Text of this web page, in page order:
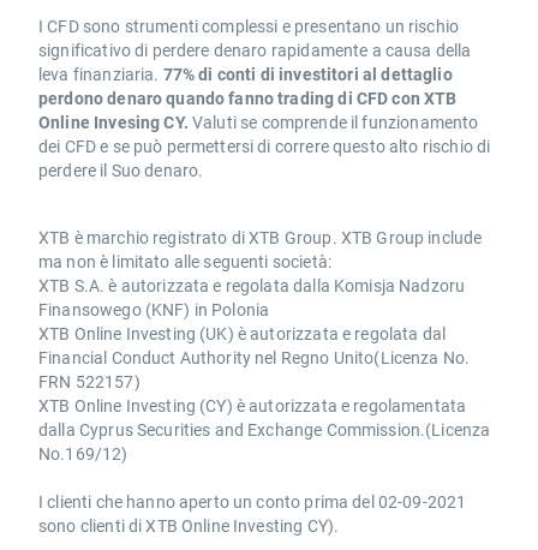
I CFD sono strumenti complessi e presentano un rischio
significativo di perdere denaro rapidamente a causa della
leva finanziaria. 77% di conti di investitori al dettaglio
perdono denaro quando fanno trading di CFD con XTB
Online Invesing CY. Valuti se comprende il funzionamento
dei CFD e se può permettersi di correre questo alto rischio di
perdere il Suo denaro.
XTB è marchio registrato di XTB Group. XTB Group include
ma non è limitato alle seguenti società:
XTB S.A. è autorizzata e regolata dalla Komisja Nadzoru
Finansowego (KNF) in Polonia
XTB Online Investing (UK) è autorizzata e regolata dal
Financial Conduct Authority nel Regno Unito(Licenza No.
FRN 522157)
XTB Online Investing (CY) è autorizzata e regolamentata
dalla Cyprus Securities and Exchange Commission.(Licenza
No.169/12)
I clienti che hanno aperto un conto prima del 02-09-2021
sono clienti di XTB Online Investing CY).